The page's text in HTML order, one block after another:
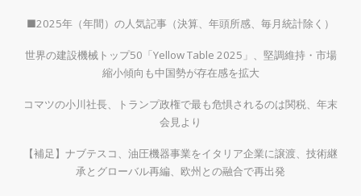
■2025年（年間）の人気記事（決算、年頭所感、毎月統計除く）
世界の建設機械トップ50「Yellow Table 2025」、堅調維持・市場
縮小傾向も中国勢が存在感を拡大
コマツの小川社長、トランプ政権で最も危惧されるのは関税、年末
会見より
【補足】ナブテスコ、油圧機器事業をイタリア企業に譲渡、技術継
承とグローバル再編、欧州との融合で再出発